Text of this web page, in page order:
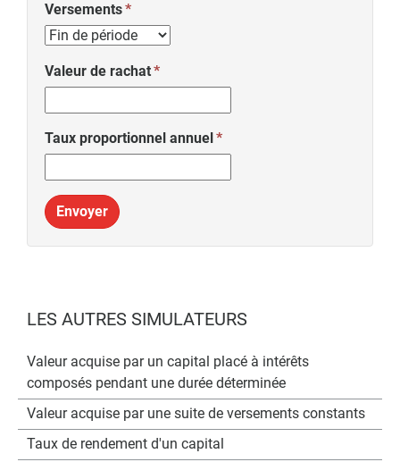
Versements
Valeur de rachat
Taux proportionnel annuel
Envoyer
LES AUTRES SIMULATEURS
Valeur acquise par un capital placé à intérêts
composés pendant une durée déterminée
Valeur acquise par une suite de versements constants
Taux de rendement d'un capital